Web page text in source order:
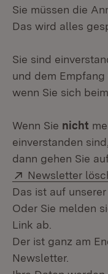
Sie müssen die
Das wird alles
Sie sind
und dem Empfang
wenn Sie sich
Wenn Sie nicht
einverstanden sind,
dann gehen Sie
Extern:
Newsletter
Das ist auf
Oder Sie melden
Link ab.
Der ist ganz am
Newsletter.